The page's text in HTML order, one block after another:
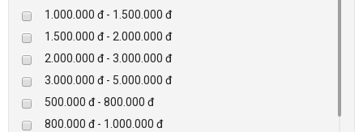
D-max
HIKVISON
Eguard
Khác
Rapiscan
1.000.000 đ - 1.500.000 đ
1.500.000 đ - 2.000.000 đ
2.000.000 đ - 3.000.000 đ
3.000.000 đ - 5.000.000 đ
500.000 đ - 800.000 đ
800.000 đ - 1.000.000 đ